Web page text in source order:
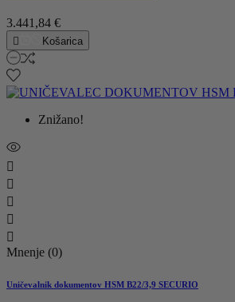
3.441,84 €
 Košarica
Znižano!





Mnenje (0)
Uničevalnik dokumentov HSM B22/3,9 SECURIO